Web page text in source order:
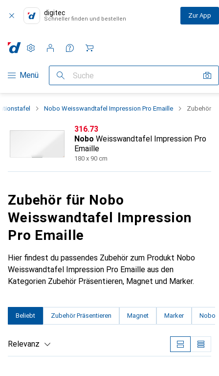
digitec
Schneller finden und bestellen Zur App
Navigation nach Kategorien
Menü Suche
Einstellungen
Kundenkonto
Vergleichslisten
Merklisten
Warenkorb
Nobo Weisswandtafel Impression Pro Emaille Zubehör
CHF
316.73
Nobo Weisswandtafel Impression Pro
Emaille
180 x 90 cm
Zubehör für Nobo
Weisswandtafel Impression
Pro Emaille
Hier findest du passendes Zubehör zum Produkt Nobo
Weisswandtafel Impression Pro Emaille aus den
Kategorien Zubehör Präsentieren, Magnet und Marker.
Beliebt Zubehör Präsentieren Magnet Marker Nobo
Relevanz